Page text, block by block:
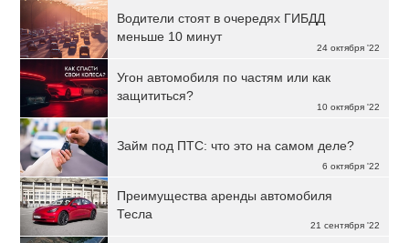
24 октября '22
Водители стоят в очередях ГИБДД
меньше 10 минут
10 октября '22
Угон автомобиля по частям или как
защититься?
6 октября '22
Займ под ПТС: что это на самом деле?
21 сентября '22
Преимущества аренды автомобиля
Тесла